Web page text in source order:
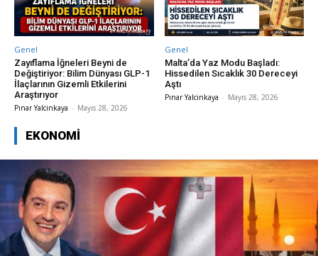
Genel
Zayıflama İğneleri Beyni de
Değiştiriyor: Bilim Dünyası GLP-1
İlaçlarının Gizemli Etkilerini
Araştırıyor
Pınar Yalcinkaya - Mayıs 28, 2026
Genel
Malta’da Yaz Modu Başladı:
Hissedilen Sıcaklık 30 Dereceyi
Aştı
Pınar Yalcinkaya - Mayıs 28, 2026
EKONOMI